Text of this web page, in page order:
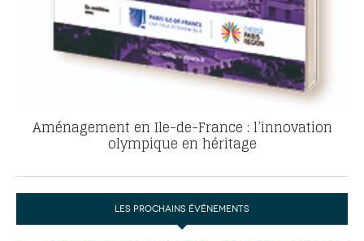
Aménagement en Ile-de-France : l’innovation
olympique en héritage
LES PROCHAINS ÉVÉNEMENTS